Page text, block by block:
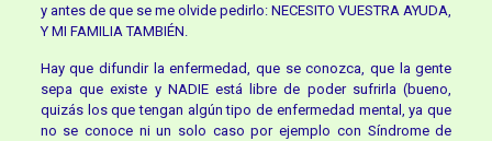
y antes de que se me olvide pedirlo: NECESITO VUESTRA AYUDA,
Y MI FAMILIA TAMBIÉN.
Hay que difundir la enfermedad, que se conozca, que la gente
sepa que existe y NADIE está libre de poder sufrirla (bueno,
quizás los que tengan algún tipo de enfermedad mental, ya que
no se conoce ni un solo caso por ejemplo con Síndrome de